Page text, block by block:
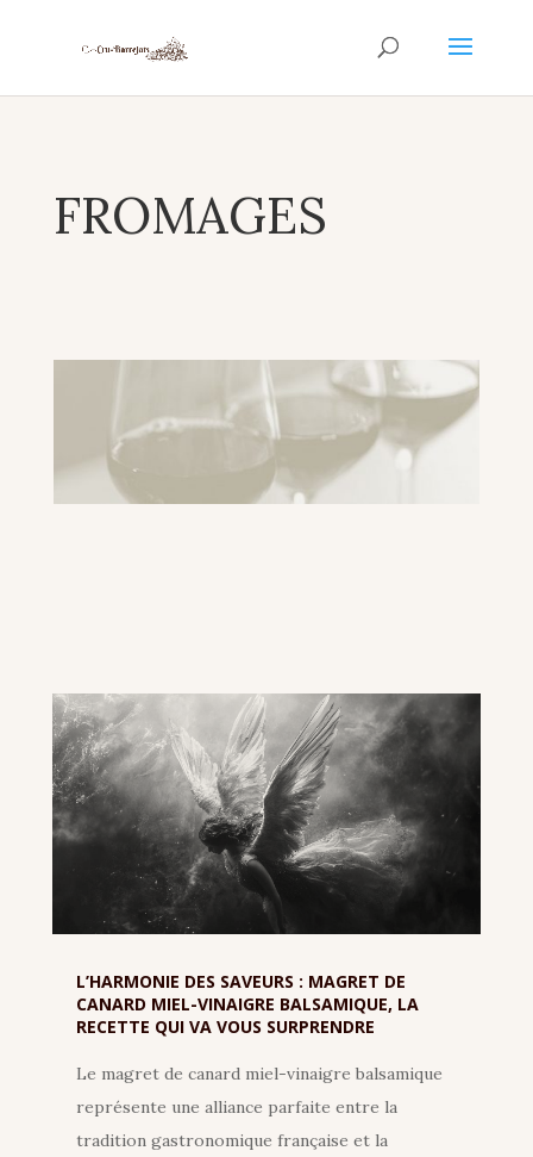
FROMAGES
L’HARMONIE DES SAVEURS : MAGRET DE
CANARD MIEL-VINAIGRE BALSAMIQUE, LA
RECETTE QUI VA VOUS SURPRENDRE
Le magret de canard miel-vinaigre balsamique
représente une alliance parfaite entre la
tradition gastronomique française et la